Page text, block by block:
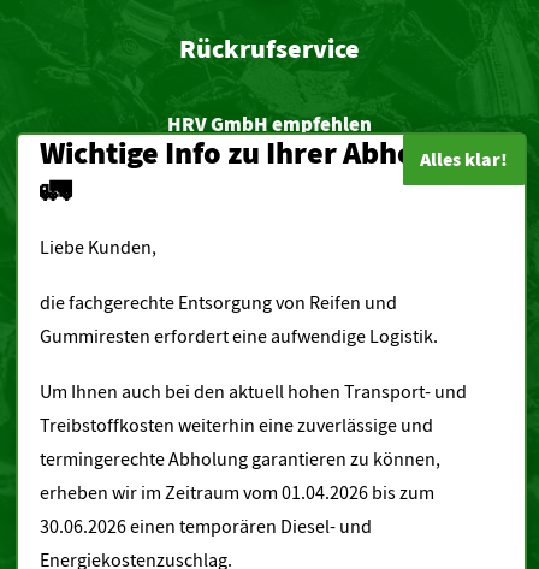
Rückrufservice
HRV GmbH empfehlen
Gemeinde Minsleben
Kurzmenü
Startseite
Jobs und Ausbildung
Wichtige Info zu Ihrer Abholung
🚛
Liebe Kunden,
die fachgerechte Entsorgung von Reifen und
Gummiresten erfordert eine aufwendige Logistik.
Um Ihnen auch bei den aktuell hohen Transport- und
Treibstoffkosten weiterhin eine zuverlässige und
termingerechte Abholung garantieren zu können,
erheben wir im Zeitraum vom 01.04.2026 bis zum
30.06.2026 einen temporären Diesel- und
Energiekostenzuschlag.